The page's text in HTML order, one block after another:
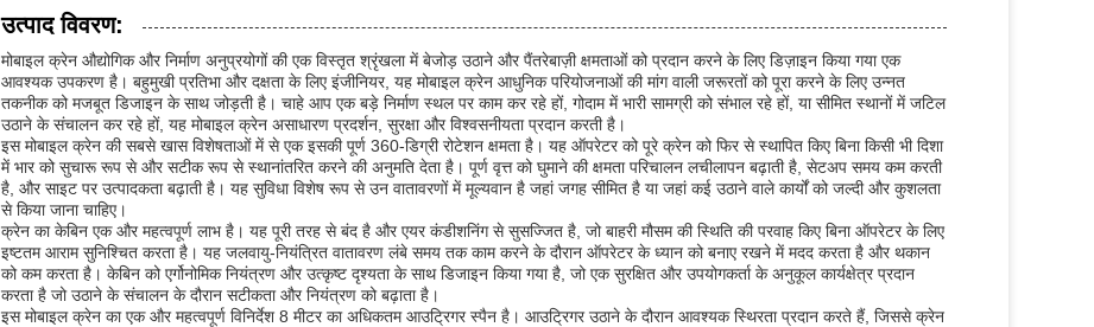
उत्पाद विवरण:
मोबाइल क्रेन औद्योगिक और निर्माण अनुप्रयोगों की एक विस्तृत श्रृंखला में बेजोड़ उठाने और पैंतरेबाज़ी क्षमताओं को प्रदान करने के लिए डिज़ाइन किया गया एक
आवश्यक उपकरण है। बहुमुखी प्रतिभा और दक्षता के लिए इंजीनियर, यह मोबाइल क्रेन आधुनिक परियोजनाओं की मांग वाली जरूरतों को पूरा करने के लिए उन्नत
तकनीक को मजबूत डिजाइन के साथ जोड़ती है। चाहे आप एक बड़े निर्माण स्थल पर काम कर रहे हों, गोदाम में भारी सामग्री को संभाल रहे हों, या सीमित स्थानों में जटिल
उठाने के संचालन कर रहे हों, यह मोबाइल क्रेन असाधारण प्रदर्शन, सुरक्षा और विश्वसनीयता प्रदान करती है।
इस मोबाइल क्रेन की सबसे खास विशेषताओं में से एक इसकी पूर्ण 360-डिग्री रोटेशन क्षमता है। यह ऑपरेटर को पूरे क्रेन को फिर से स्थापित किए बिना किसी भी दिशा
में भार को सुचारू रूप से और सटीक रूप से स्थानांतरित करने की अनुमति देता है। पूर्ण वृत्त को घुमाने की क्षमता परिचालन लचीलापन बढ़ाती है, सेटअप समय कम करती
है, और साइट पर उत्पादकता बढ़ाती है। यह सुविधा विशेष रूप से उन वातावरणों में मूल्यवान है जहां जगह सीमित है या जहां कई उठाने वाले कार्यों को जल्दी और कुशलता
से किया जाना चाहिए।
क्रेन का केबिन एक और महत्वपूर्ण लाभ है। यह पूरी तरह से बंद है और एयर कंडीशनिंग से सुसज्जित है, जो बाहरी मौसम की स्थिति की परवाह किए बिना ऑपरेटर के लिए
इष्टतम आराम सुनिश्चित करता है। यह जलवायु-नियंत्रित वातावरण लंबे समय तक काम करने के दौरान ऑपरेटर के ध्यान को बनाए रखने में मदद करता है और थकान
को कम करता है। केबिन को एर्गोनोमिक नियंत्रण और उत्कृष्ट दृश्यता के साथ डिजाइन किया गया है, जो एक सुरक्षित और उपयोगकर्ता के अनुकूल कार्यक्षेत्र प्रदान
करता है जो उठाने के संचालन के दौरान सटीकता और नियंत्रण को बढ़ाता है।
इस मोबाइल क्रेन का एक और महत्वपूर्ण विनिर्देश 8 मीटर का अधिकतम आउट्रिगर स्पैन है। आउट्रिगर उठाने के दौरान आवश्यक स्थिरता प्रदान करते हैं, जिससे क्रेन